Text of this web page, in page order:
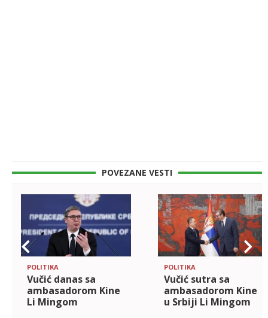
POVEZANE VESTI
POLITIKA
Vučić danas sa
ambasadorom Kine
Li Mingom
POLITIKA
Vučić sutra sa
ambasadorom Kine
u Srbiji Li Mingom